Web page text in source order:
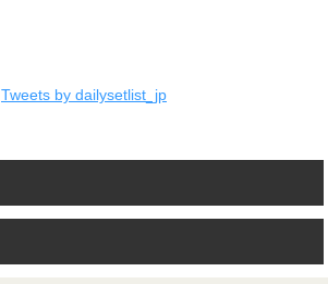
Tweets by dailysetlist_jp